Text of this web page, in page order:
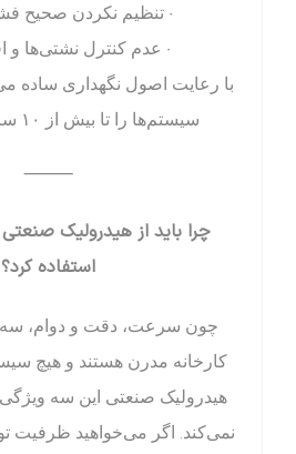
• تنظیم نکردن صحیح
• عدم کنترل نشتی‌ها و
با رعایت اصول نگهداری ساده
سیستم‌ها را تا بیش از ۱۰ سال افزایش داد.
⸻
چرا باید از هیدرولیک
استفاده کرد؟
چون سرعت، دقت و دوام، سه
کارخانه مدرن هستند و هیچ
هیدرولیک صنعتی این سه
نمی‌کند. اگر می‌خواهید ظرفیت